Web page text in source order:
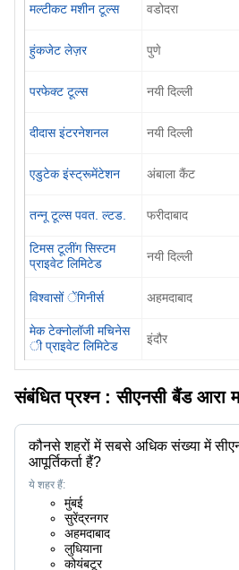
मल्टीकट मशीन टूल्स वडोदरा
हुंकजेट लेज़र पुणे
परफेक्ट टूल्स नयी दिल्ली
दीदास इंटरनेशनल नयी दिल्ली
एडुटेक इंस्ट्रूमेंटेशन अंबाला कैंट
तन्नू टूल्स पवत. ल्टड. फरीदाबाद
टिमस टूलींग सिस्टम
प्राइवेट लिमिटेड
नयी दिल्ली
विश्वासों ेंगिनीर्स अहमदाबाद
मेक टेक्नोलॉजी मचिनेस
ी प्राइवेट लिमिटेड
इंदौर
संबंधित प्रश्न :सीएनसी बैंड आरा
कौनसे शहरों में सबसे अधिक संख्या में
आपूर्तिकर्ता हैं?
ये शहर हैं:
मुंबई
सुरेंद्रनगर
अहमदाबाद
लुधियाना
कोयंबटूर